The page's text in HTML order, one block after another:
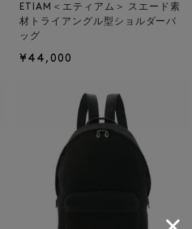
ETIAM＜エティアム＞ スエード素
材トライアングル型ショルダーバ
ッグ
¥44,000